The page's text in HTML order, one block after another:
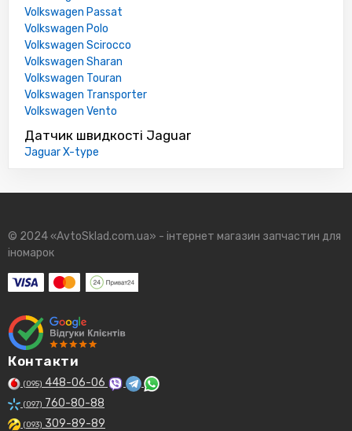
Volkswagen Passat
Volkswagen Polo
Volkswagen Scirocco
Volkswagen Sharan
Volkswagen Touran
Volkswagen Transporter
Volkswagen Vento
Датчик швидкості Jaguar
Jaguar X-type
© 2024 «AvtoSklad.com.ua» - інтернет магазин запчастин для
іномарок
Контакти
(095) 448-06-06
(097) 760-80-88
(093) 309-89-89